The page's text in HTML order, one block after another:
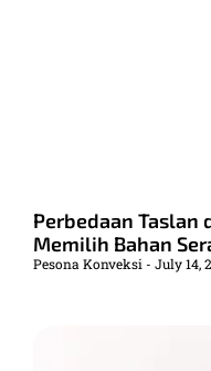
Perbedaan Taslan
Memilih Bahan
Pesona Konveksi July 14,